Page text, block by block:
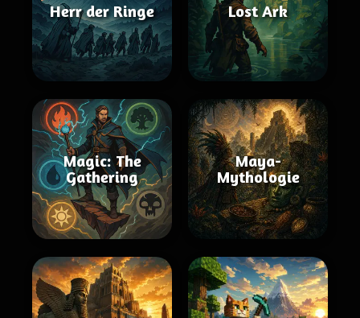
Herr der Ringe Lost Ark
Magic: The
Gathering
Maya-
Mythologie